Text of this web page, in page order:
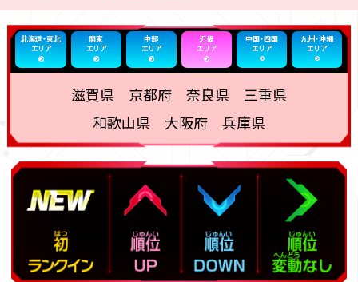
北海道・東北
エリア
関東
エリア
中部
エリア
近畿
エリア
中国・四国
エリア
九州・沖縄
エリア
滋賀県 京都府 奈良県 三重県
和歌山県 大阪府 兵庫県